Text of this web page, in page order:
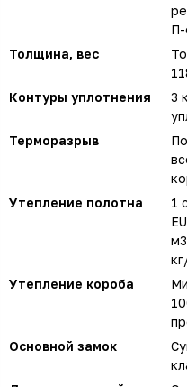
П-
Толщина, вес
Контуры уплотнения
3
Терморазрыв
Утепление полотна
1
Утепление короба
Основной замок